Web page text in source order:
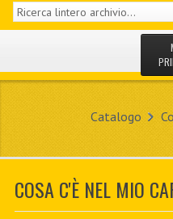
IL
Catalogo
COSA C'È NEL MIO